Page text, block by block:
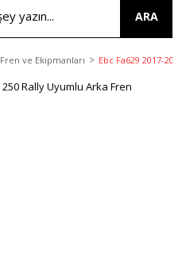
ARA
Fren ve Ekipmanları Ebc Fa629 2017-